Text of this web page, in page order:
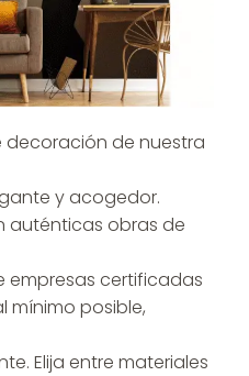
decoración de nuestra
y acogedor.
auténticas obras de
empresas certificadas
mínimo posible,
Elija entre materiales